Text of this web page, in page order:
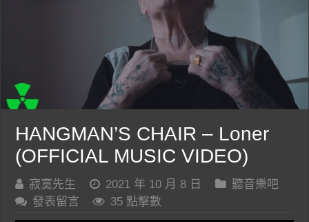
HANGMAN’S CHAIR – Loner
(OFFICIAL MUSIC VIDEO)
寂寞先生 2021 年 10 月 8 日
聽音樂吧
發表留言
35 點擊數